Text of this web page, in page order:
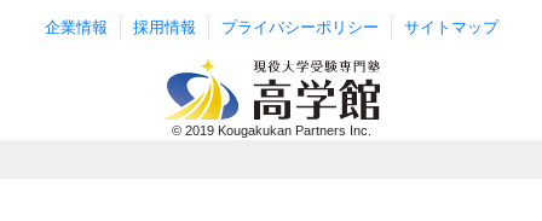
企業情報 採用情報 プライバシーポリシー サイトマップ
© 2019 Kougakukan Partners Inc.